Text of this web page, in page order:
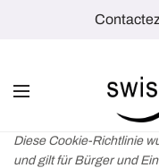
Diese Cookie-Richtlinie
und gilt für Bürger und